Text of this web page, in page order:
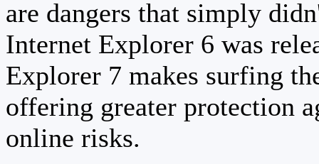
are dangers that simply
Internet Explorer 6 was
Explorer 7 makes surfing
offering greater protection
online risks.